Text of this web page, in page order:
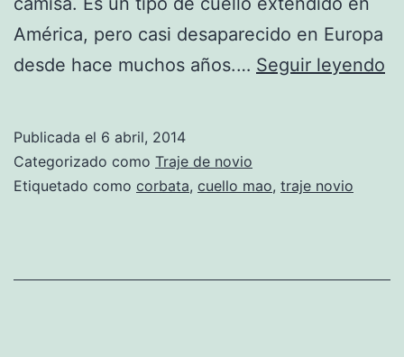
América, pero casi desaparecido en Europa
desde hace muchos años.… Seguir leyendo
Publicada el 6 abril, 2014
Categorizado como Traje de novio
Etiquetado como corbata, cuello mao, traje novio